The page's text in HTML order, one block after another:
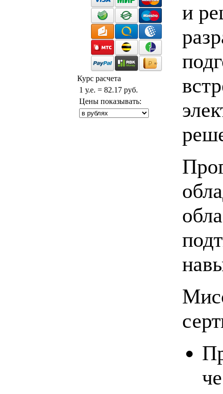
Курс расчета
1 у.е. = 82.17 руб.
Цены показывать:
и